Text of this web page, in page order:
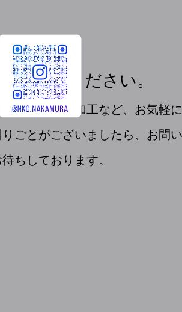
問合せください。
易度の高い加工など、お気軽
ごとがございましたら、お問
ちしております。